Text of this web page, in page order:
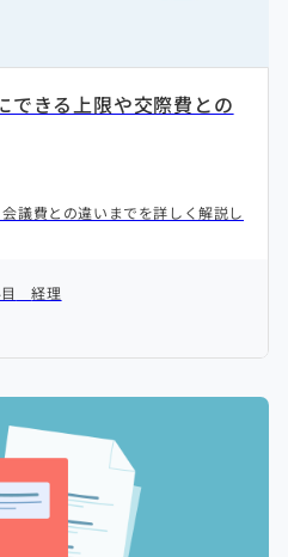
できる上限や交際費との
議費との違いまでを詳しく解説し
経理